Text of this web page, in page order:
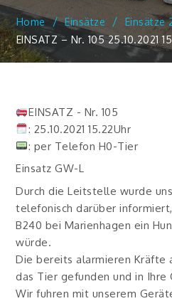
Home Einsätze
Einsätze
EINSATZ – Nr. 105 25.10.2021
EINSATZ - Nr. 105
: 25.10.2021 15.22Uhr
: per Telefon H0-Tier
Einsatz GW-L
Durch die Leitstelle wurde
telefonisch darüber
B240 bei Marienhagen ein
würde.
Die bereits alarmieren Kräfte
das Tier gefunden und in Ihre
Wir fuhren mit unserem